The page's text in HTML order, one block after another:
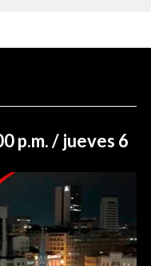
p.m. / jueves 6